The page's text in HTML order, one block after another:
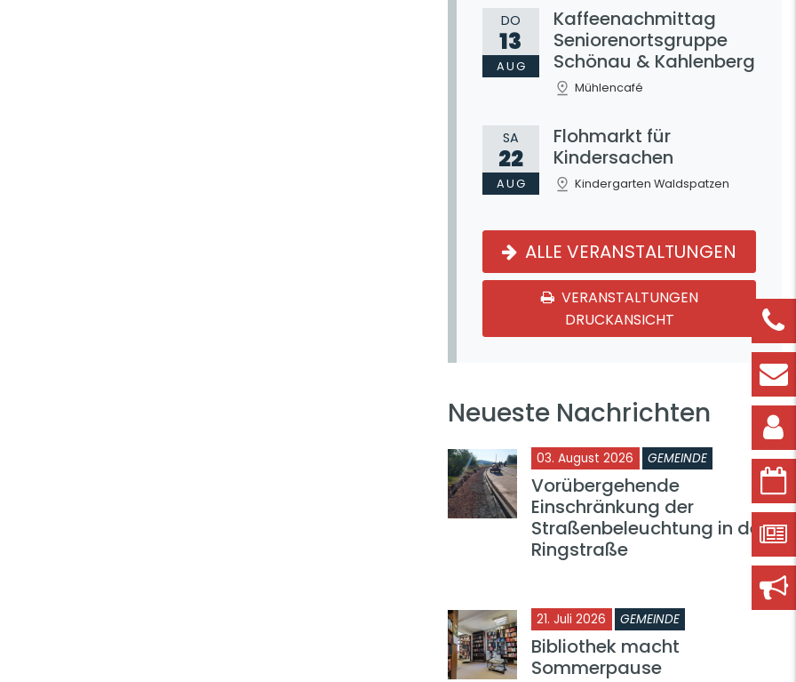
DO
13
AUG
Kaffeenachmittag
Seniorenortsgruppe
Schönau & Kahlenberg
Mühlencafé
SA
22
AUG
Flohmarkt für
Kindersachen
Kindergarten Waldspatzen
ALLE VERANSTALTUNGEN
VERANSTALTUNGEN
DRUCKANSICHT
Neueste Nachrichten
03. August 2026 GEMEINDE
Vorübergehende
Einschränkung der
Straßenbeleuchtung in der
Ringstraße
21. Juli 2026 GEMEINDE
Bibliothek macht
Sommerpause